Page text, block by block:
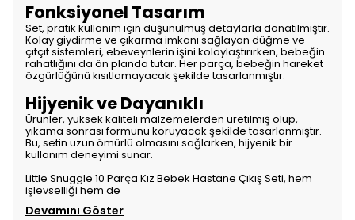
Fonksiyonel Tasarım
Set, pratik kullanım için düşünülmüş detaylarla donatılmıştır.
Kolay giydirme ve çıkarma imkanı sağlayan düğme ve
çıtçıt sistemleri, ebeveynlerin işini kolaylaştırırken, bebeğin
rahatlığını da ön planda tutar. Her parça, bebeğin hareket
özgürlüğünü kısıtlamayacak şekilde tasarlanmıştır.
Hijyenik ve Dayanıklı
Ürünler, yüksek kaliteli malzemelerden üretilmiş olup,
yıkama sonrası formunu koruyacak şekilde tasarlanmıştır.
Bu, setin uzun ömürlü olmasını sağlarken, hijyenik bir
kullanım deneyimi sunar.
Little Snuggle 10 Parça Kız Bebek Hastane Çıkış Seti, hem
işlevselliği hem de
Devamını Göster